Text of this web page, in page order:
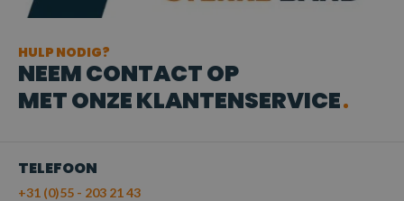
HULP NODIG?
NEEM CONTACT OP
MET ONZE KLANTENSERVICE
TELEFOON
+31 (0)55 - 203 21 43